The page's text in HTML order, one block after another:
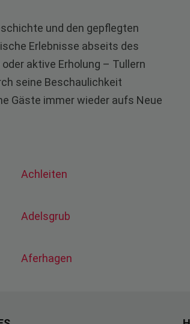
und den gepflegten
Erlebnisse abseits des
aktive Erholung – Tullern
seine Beschaulichkeit
Gäste immer wieder aufs Neue
Achleiten
Adelsgrub
Aferhagen